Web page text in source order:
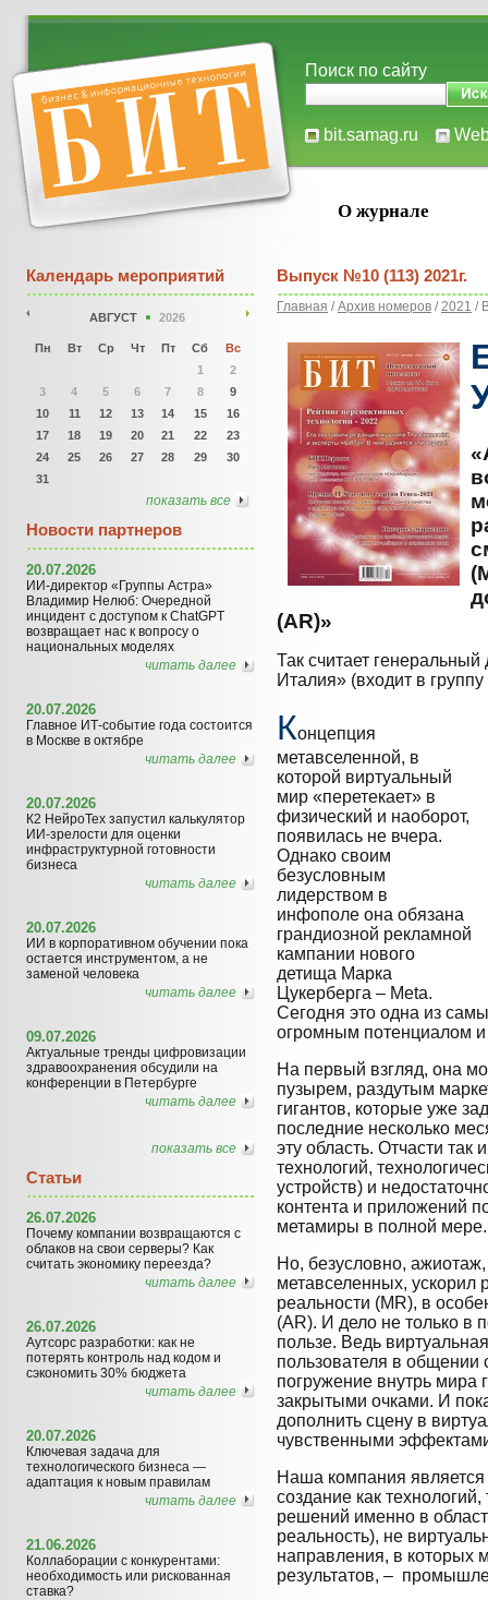
Поиск по сайту
bit.samag.ru
О журнале
Календарь мероприятий
АВГУСТ 2026
Пн Вт Ср Чт Пт Сб
Вс
1
2
3
4 5 6 7 8
9
10
11 12 13 14 15
16
17
18 19 20 21 22
23
24
25 26 27 28 29
30
31
показать все
Новости партнеров
20.07.2026
ИИ-директор «Группы Астра»
Владимир Нелюб: Очередной
инцидент с доступом к ChatGPT
возвращает нас к вопросу о
национальных моделях
читать далее
20.07.2026
Главное ИТ-событие года состоится
в Москве в октябре
читать далее
20.07.2026
К2 НейроТех запустил калькулятор
ИИ-зрелости для оценки
инфраструктурной готовности
бизнеса
читать далее
20.07.2026
ИИ в корпоративном обучении пока
остается инструментом, а не
заменой человека
читать далее
09.07.2026
Актуальные тренды цифровизации
здравоохранения обсудили на
конференции в Петербурге
читать далее
показать все
Статьи
26.07.2026
Почему компании возвращаются с
облаков на свои серверы? Как
считать экономику переезда?
читать далее
26.07.2026
Аутсорс разработки: как не
потерять контроль над кодом и
сэкономить 30% бюджета
читать далее
20.07.2026
Ключевая задача для
технологического бизнеса —
адаптация к новым правилам
читать далее
21.06.2026
Коллаборации с конкурентами:
необходимость или рискованная
ставка?
Выпуск №10 (113) 2021г.
Главная /Архив номеров /2021 /
(AR)»
Так считает
Италия» (входит в
Концепция
метавселенной, в
которой виртуальный
мир «перетекает» в
физический и наоборот,
появилась не вчера.
Однако своим
безусловным
лидерством в
инфополе она обязана
грандиозной рекламной
кампании нового
детища Марка
Цукерберга – Meta.
Сегодня это одна из
огромным потенциалом
На первый взгляд, она
пузырем, раздутым
гигантов, которые уже
последние несколько
эту область. Отчасти так
технологий,
устройств) и
контента и приложений
метамиры в полной мере.
Но, безусловно,
метавселенных, ускорил
реальности (MR), в
(AR). И дело не только в
пользе. Ведь
пользователя в общении
погружение внутрь мира
закрытыми очками. И
дополнить сцену в
чувственными
Наша компания
создание как
решений именно в
реальность), не
направления, в которых
результатов, –